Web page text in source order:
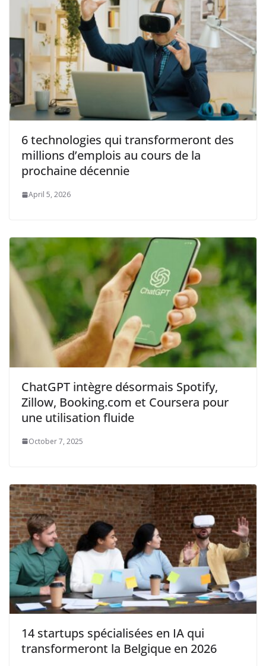
6 technologies qui transformeront des
millions d’emplois au cours de la
prochaine décennie
April 5, 2026
ChatGPT intègre désormais Spotify,
Zillow, Booking.com et Coursera pour
une utilisation fluide
October 7, 2025
14 startups spécialisées en IA qui
transformeront la Belgique en 2026